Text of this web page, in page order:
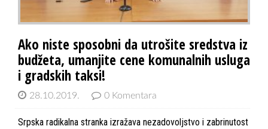
Ako niste sposobni da utrošite sredstva iz
budžeta, umanjite cene komunalnih usluga
i gradskih taksi!
28.10.2019. 0 Komentara
Srpska radikalna stranka izražava nezadovoljstvo i zabrinutost